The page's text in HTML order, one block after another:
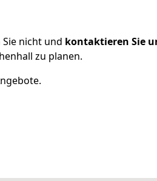
nicht und kontaktieren Sie
zu planen.